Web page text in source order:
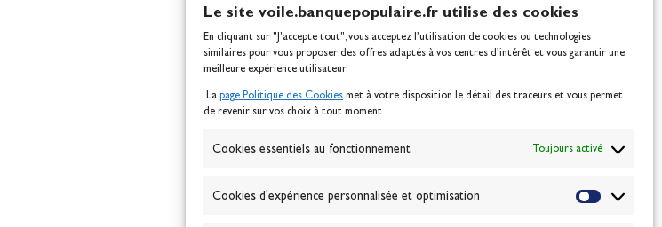
Le site voile.banquepopulaire.fr utilise des cookies
En cliquant sur "J'accepte tout", vous acceptez l’utilisation de cookies ou technologies
similaires pour vous proposer des offres adaptés à vos centres d’intérêt et vous garantir une
meilleure expérience utilisateur.
La page Politique des Cookies met à votre disposition le détail des traceurs et vous permet
de revenir sur vos choix à tout moment.
Cookies essentiels au fonctionnement Toujours activé
Cookies d'expérience personnalisée et optimisation
ABONNEZ-VOUS